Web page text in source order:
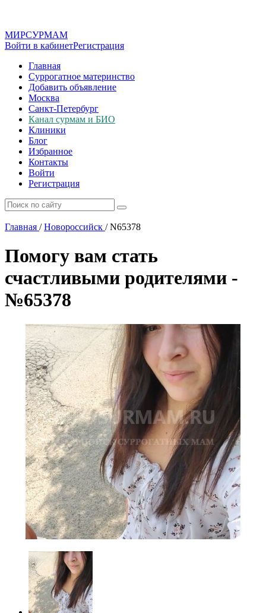
МИРСУРМАМ
Войти в кабинетРегистрация
Главная
Суррогатное материнство
Добавить объявление
Москва
Санкт-Петербург
Канал сурмам и БИО
Клиники
Блог
Избранное
Контакты
Войти
Регистрация
Главная / Новороссийск /N65378
Помогу вам стать
счастливыми родителями -
№65378